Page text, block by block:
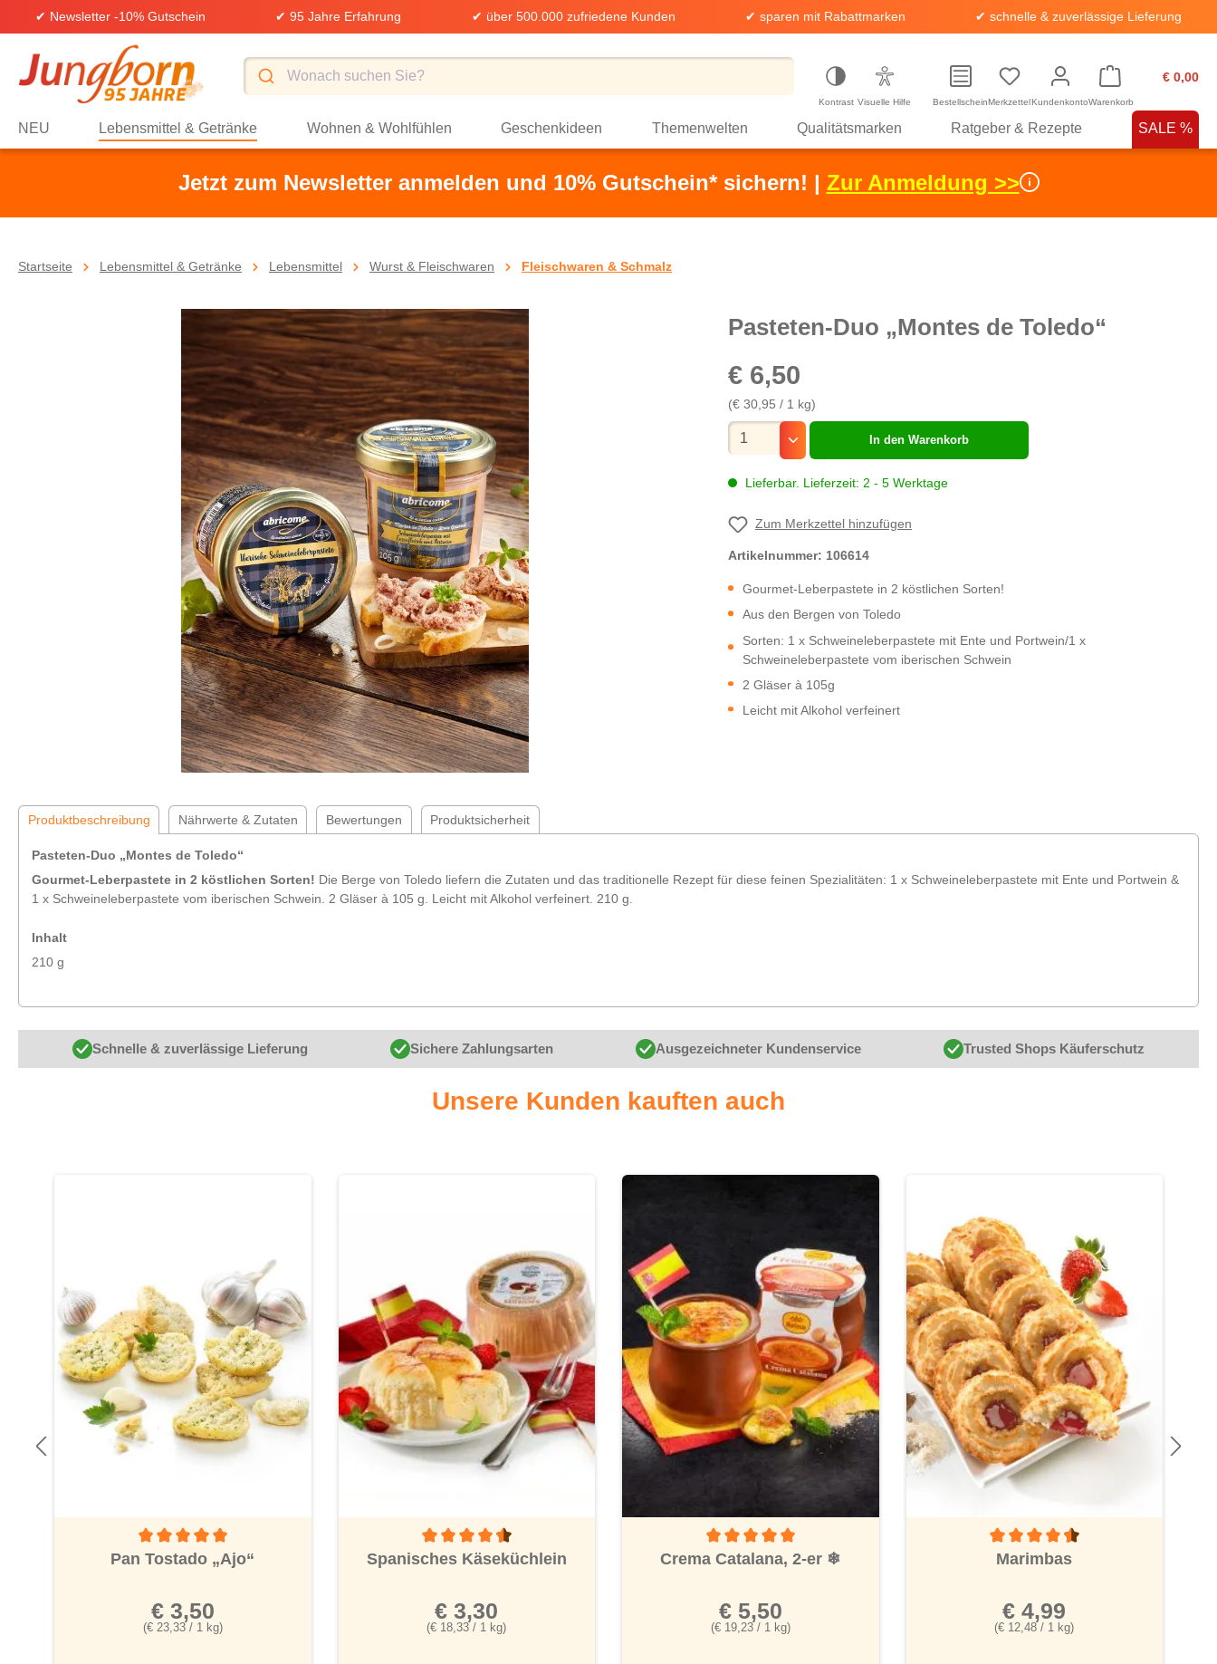
Zur Hauptnavigation springen
✔ Newsletter -10% Gutschein ✔ 95 Jahre Erfahrung ✔ über 500.000 zufriedene Kunden ✔ sparen mit Rabattmarken ✔ schnelle & zuverlässige Lieferung
Kontrast Visuelle Hilfe BestellscheinMerkzettelKundenkonto
€ 0,00
Warenkorb
NEU Lebensmittel & Getränke Wohnen & Wohlfühlen Geschenkideen Themenwelten Qualitätsmarken Ratgeber & Rezepte SALE %
Jetzt zum Newsletter anmelden und 10% Gutschein* sichern! | Zur Anmeldung >>
Startseite Lebensmittel & Getränke Lebensmittel Wurst & Fleischwaren Fleischwaren & Schmalz
Pasteten-Duo „Montes de Toledo“
€ 6,50
(€ 30,95 / 1 kg)
Lieferbar. Lieferzeit: 2 - 5 Werktage
Mengenauswahl
In den Warenkorb
Zum Merkzettel hinzufügen
Artikelnummer: 106614
Gourmet-Leberpastete in 2 köstlichen Sorten!
Aus den Bergen von Toledo
Sorten: 1 x Schweineleberpastete mit Ente und Portwein/1 x
Schweineleberpastete vom iberischen Schwein
2 Gläser à 105g
Leicht mit Alkohol verfeinert
Produktbeschreibung Nährwerte & Zutaten Bewertungen Produktsicherheit
Pasteten-Duo „Montes de Toledo“
Gourmet-Leberpastete in 2 köstlichen Sorten! Die Berge von Toledo liefern die Zutaten und das traditionelle Rezept für diese feinen Spezialitäten: 1 x Schweineleberpastete mit Ente und Portwein &
1 x Schweineleberpastete vom iberischen Schwein. 2 Gläser à 105 g. Leicht mit Alkohol verfeinert. 210 g.
Inhalt
210 g
Schnelle & zuverlässige Lieferung Sichere Zahlungsarten Ausgezeichneter Kundenservice Trusted Shops Käuferschutz
Unsere Kunden kauften auch
Durchschnittliche Bewertung von 5 von 5 Sternen
Pan Tostado „Ajo“
(€ 23,33 / 1 kg)
€ 3,50
Durchschnittliche Bewertung von 4.5 von 5 Sternen
Spanisches Käseküchlein
(€ 18,33 / 1 kg)
€ 3,30
Durchschnittliche Bewertung von 5 von 5 Sternen
Crema Catalana, 2-er ❄
(€ 19,23 / 1 kg)
€ 5,50
Durchschnittliche Bewertung von 4.5
Marimbas
(€ 12,48 / 1 kg)
€ 4,99